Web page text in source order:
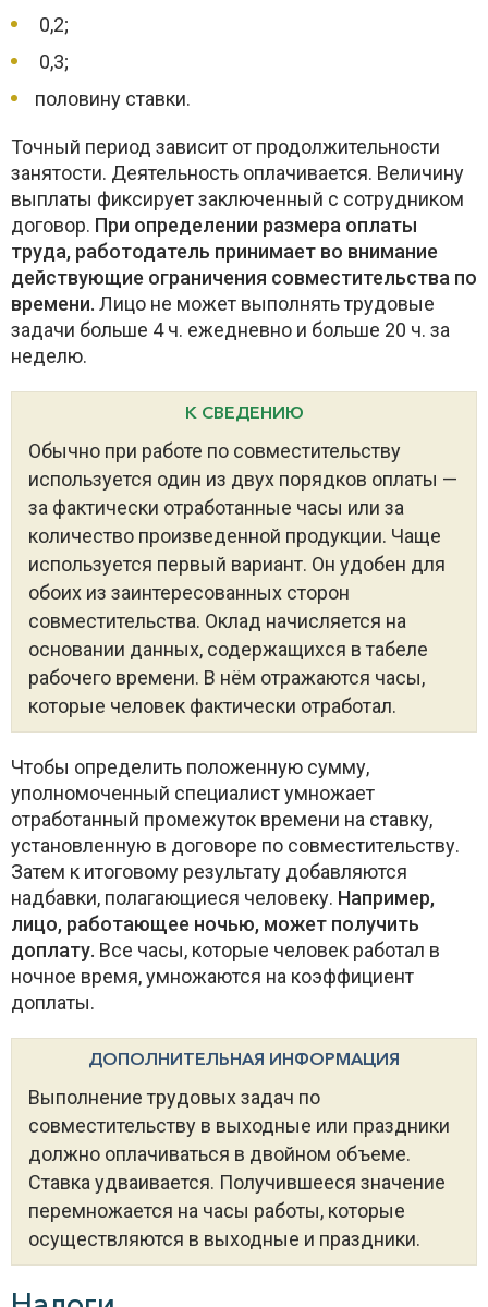
0,2;
0,3;
половину ставки.
Точный период зависит от продолжительности
занятости. Деятельность оплачивается. Величину
выплаты фиксирует заключенный с сотрудником
договор. При определении размера оплаты
труда, работодатель принимает во внимание
действующие ограничения совместительства по
времени. Лицо не может выполнять трудовые
задачи больше 4 ч. ежедневно и больше 20 ч. за
неделю.
К СВЕДЕНИЮ
Обычно при работе по совместительству
используется один из двух порядков оплаты —
за фактически отработанные часы или за
количество произведенной продукции. Чаще
используется первый вариант. Он удобен для
обоих из заинтересованных сторон
совместительства. Оклад начисляется на
основании данных, содержащихся в табеле
рабочего времени. В нём отражаются часы,
которые человек фактически отработал.
Чтобы определить положенную сумму,
уполномоченный специалист умножает
отработанный промежуток времени на ставку,
установленную в договоре по совместительству.
Затем к итоговому результату добавляются
надбавки, полагающиеся человеку. Например,
лицо, работающее ночью, может получить
доплату. Все часы, которые человек работал в
ночное время, умножаются на коэффициент
доплаты.
ДОПОЛНИТЕЛЬНАЯ ИНФОРМАЦИЯ
Выполнение трудовых задач по
совместительству в выходные или праздники
должно оплачиваться в двойном объеме.
Ставка удваивается. Получившееся значение
перемножается на часы работы, которые
осуществляются в выходные и праздники.